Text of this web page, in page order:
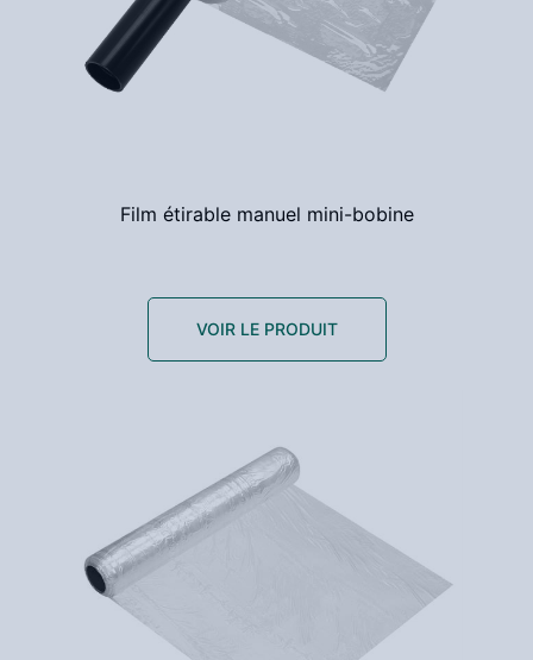
Film étirable manuel mini-bobine
VOIR LE PRODUIT